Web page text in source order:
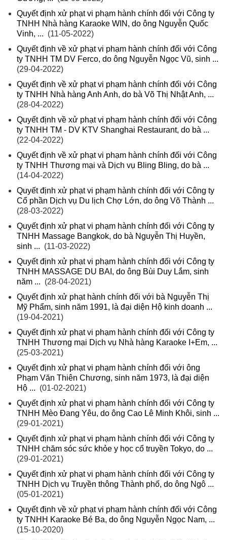
Quyết định xử phạt vi phạm hành chính đối với Công ty
TNHH Nhà hàng Karaoke WIN, do ông Nguyễn Quốc
Vinh, ... (11-05-2022)
Quyết định về xử phạt vi phạm hành chính đối với Công
ty TNHH TM DV Ferco, do ông Nguyễn Ngọc Vũ, sinh ...
(29-04-2022)
Quyết định về xử phạt vi phạm hành chính đối với Công
ty TNHH Nhà hàng Anh Anh, do bà Võ Thị Nhật Anh, ...
(28-04-2022)
Quyết định về xử phạt vi phạm hành chính đối với Công
ty TNHH TM - DV KTV Shanghai Restaurant, do bà ...
(22-04-2022)
Quyết định về xử phạt vi phạm hành chính đối với Công
ty TNHH Thương mại và Dịch vụ Bling Bling, do bà ...
(14-04-2022)
Quyết định xử phạt vi phạm hành chính đối với Công ty
Cổ phần Dịch vụ Du lịch Chợ Lớn, do ông Võ Thành ...
(28-03-2022)
Quyết định xử phạt vi phạm hành chính đối với Công ty
TNHH Massage Bangkok, do bà Nguyễn Thị Huyền,
sinh ... (11-03-2022)
Quyết định xử phạt vi phạm hành chính đối với Công ty
TNHH MASSAGE DU BAI, do ông Bùi Duy Lắm, sinh
năm ... (28-04-2021)
Quyết định xử phạt hành chính đối với bà Nguyễn Thị
Mỹ Phẩm, sinh năm 1991, là đại diện Hộ kinh doanh ...
(19-04-2021)
Quyết định xử phạt vi phạm hành chính đối với Công ty
TNHH Thương mại Dịch vụ Nhà hàng Karaoke I+Em, ...
(25-03-2021)
Quyết định xử phạt vi phạm hành chính đối với ông
Phạm Văn Thiên Chương, sinh năm 1973, là đại diện
Hộ ... (01-02-2021)
Quyết định xử phạt vi phạm hành chính đối với Công ty
TNHH Mèo Đang Yêu, do ông Cao Lê Minh Khôi, sinh ...
(29-01-2021)
Quyết định xử phạt vi phạm hành chính đối với Công ty
TNHH chăm sóc sức khỏe y học cổ truyền Tokyo, do ...
(29-01-2021)
Quyết định xử phạt vi phạm hành chính đối với Công ty
TNHH Dịch vụ Truyền thông Thành phố, do ông Ngô ...
(05-01-2021)
Quyết định về xử phạt vi phạm hành chính đối với Công
ty TNHH Karaoke Bé Ba, do ông Nguyễn Ngọc Nam, ...
(15-10-2020)